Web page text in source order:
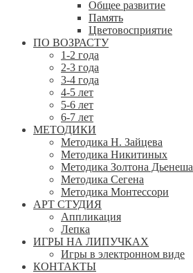
Общее развитие
Память
Цветовосприятие
ПО ВОЗРАСТУ
1-2 года
2-3 года
3-4 года
4-5 лет
5-6 лет
6-7 лет
МЕТОДИКИ
Методика Н. Зайцева
Методика Никитиных
Методика Золтона Дьенеша
Методика Сегена
Методика Монтессори
АРТ СТУДИЯ
Аппликация
Лепка
ИГРЫ НА ЛИПУЧКАХ
Игры в электронном виде
КОНТАКТЫ